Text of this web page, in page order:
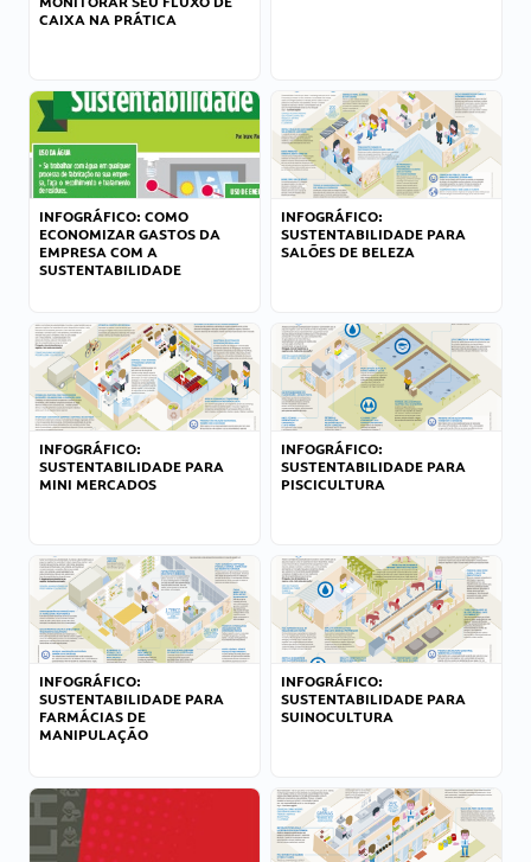
CAIXA NA PRÁTICA
INFOGRÁFICO: COMO
ECONOMIZAR GASTOS DA
EMPRESA COM A
SUSTENTABILIDADE
INFOGRÁFICO:
SUSTENTABILIDADE PARA
SALÕES DE BELEZA
INFOGRÁFICO:
SUSTENTABILIDADE PARA
MINI MERCADOS
INFOGRÁFICO:
SUSTENTABILIDADE PARA
PISCICULTURA
INFOGRÁFICO:
SUSTENTABILIDADE PARA
FARMÁCIAS DE
MANIPULAÇÃO
INFOGRÁFICO:
SUSTENTABILIDADE PARA
SUINOCULTURA